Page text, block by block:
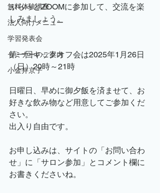
無料体験講座
法人向けメニュー
学習発表会
セミナーのご案内
小金井京子
ふらっとZOOMに参加して、交流を楽
しみましょう。
第一回キックオフ会は2025年1月26日
（日）20時～21時
日曜日、早めに御夕飯を済ませて、お
好きな飲み物など用意してご参加くだ
さい。
出入り自由です。
お申し込みは、サイトの「お問い合わ
せ」に「サロン参加」とコメント欄に
お書きくださいね。